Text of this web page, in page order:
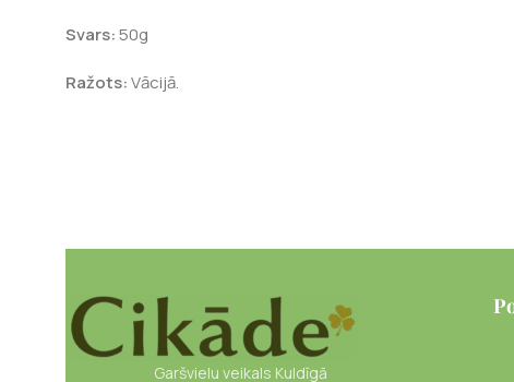
Svars:50g
Ražots:Vācijā.
Garšvielu veikals Kuldīgā